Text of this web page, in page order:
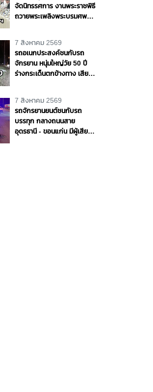
จัดนิทรรศการ งานพระราชพิธี
ถวายพระเพลิงพระบรมศพ
ราชชนนีพันปีหลวง
7 สิงหาคม 2569
รถอเนกประสงค์ชนกับรถ
จักรยาน หนุ่มใหญ่วัย 50 ปี
ร่างกระเด็นตกข้างทาง เสีย
7 สิงหาคม 2569
รถจักรยานยนต์ชนกับรถ
บรรทุก กลางถนนสาย
อุดรธานี - ขอนแก่น มีผู้เสีย